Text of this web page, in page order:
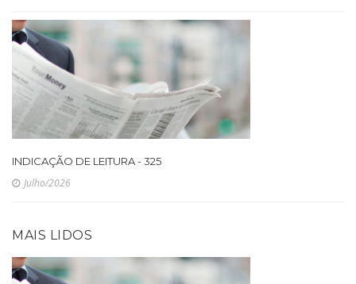
INDICAÇÃO DE LEITURA - 325
Julho/2026
MAIS LIDOS